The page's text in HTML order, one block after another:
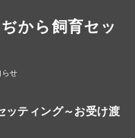
から飼育セッ
らせ
ッティング～お受け渡